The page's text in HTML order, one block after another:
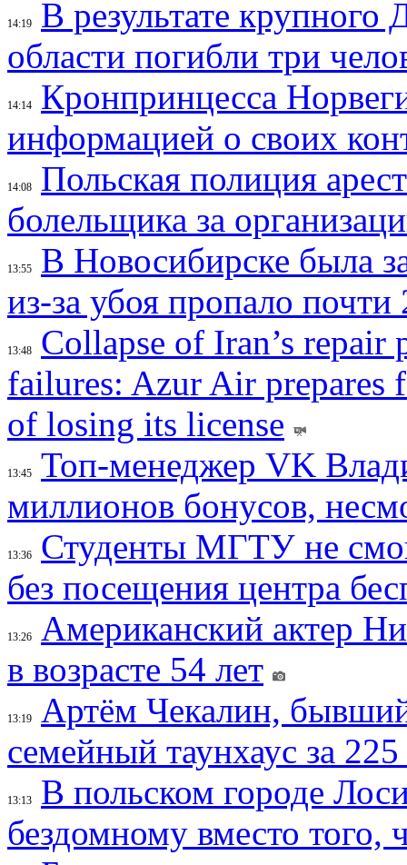
14:19
В результате крупного
области погибли три
14:14
Кронпринцесса
информацией о своих
14:08
Польская полиция
болельщика за
13:55
В Новосибирске была
из-за убоя пропало почти
13:48
Collapse of Iran’s repair
failures: Azur Air prepares
of losing its license
13:45
Топ-менеджер VK
миллионов бонусов,
13:36
Студенты МГТУ не
без посещения центра
13:26
Американский актер
в возрасте 54 лет
13:19
Артём Чекалин,
семейный таунхаус за
13:13
В польском городе
бездомному вместо того,